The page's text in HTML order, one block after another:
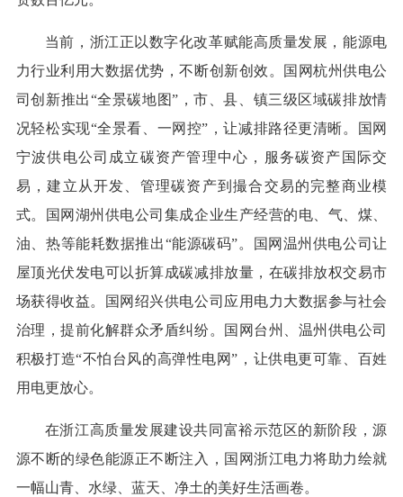
当前，浙江正以数字化改革赋能高质量发展，能源电
力行业利用大数据优势，不断创新创效。国网杭州供电公
司创新推出“全景碳地图”，市、县、镇三级区域碳排放情
况轻松实现“全景看、一网控”，让减排路径更清晰。国网
宁波供电公司成立碳资产管理中心，服务碳资产国际交
易，建立从开发、管理碳资产到撮合交易的完整商业模
式。国网湖州供电公司集成企业生产经营的电、气、煤、
油、热等能耗数据推出“能源碳码”。国网温州供电公司让
屋顶光伏发电可以折算成碳减排放量，在碳排放权交易市
场获得收益。国网绍兴供电公司应用电力大数据参与社会
治理，提前化解群众矛盾纠纷。国网台州、温州供电公司
积极打造“不怕台风的高弹性电网”，让供电更可靠、百姓
用电更放心。
在浙江高质量发展建设共同富裕示范区的新阶段，源
源不断的绿色能源正不断注入，国网浙江电力将助力绘就
一幅山青、水绿、蓝天、净土的美好生活画卷。